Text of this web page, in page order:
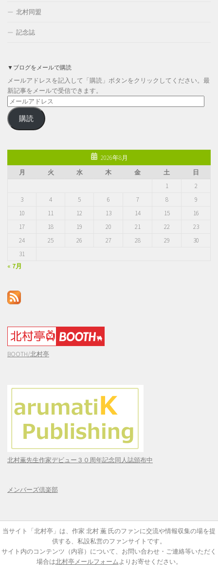
北村同盟
記念誌
▼ブログをメールで購読
メールアドレスを記入して「購読」ボタンをクリックしてください。最
新記事をメールで受信できます。
メ
ー
ル
ア
レ
購読
2026年8月
月
火 水 木 金 土
日
1
2
3
4 5 6 7 8
9
10
11 12 13 14 15
16
17
18 19 20 21 22
23
24
25 26 27 28 29
30
31
« 7月
BOOTH/北村亭
北村薫先生作家デビュー３０周年記念同人誌頒布中
メンバーズ倶楽部
当サイト「北村亭」は、作家 北村 薫 氏のファンに交流や情報収集の場を提
供する、私設私営のファンサイトです。
サイト内のコンテンツ（内容）について、お問い合わせ・ご連絡等いただく
場合は北村亭メールフォームよりお寄せください。